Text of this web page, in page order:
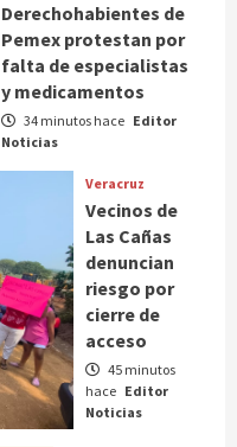
Derechohabientes de
Pemex protestan por
falta de especialistas
y medicamentos
34 minutos hace Editor
Noticias
Veracruz
Vecinos de
Las Cañas
denuncian
riesgo por
cierre de
acceso
45 minutos
hace Editor
Noticias